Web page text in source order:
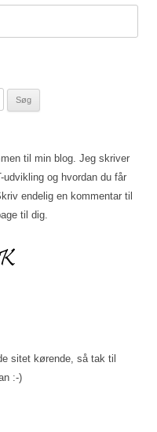
til min blog. Jeg skriver
og hvordan du får
endelig en kommentar til
til dig.
sitet kørende, så tak til
:-)